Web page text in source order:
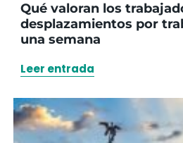
Qué valoran los
desplazamientos por
una semana
Leer entrada